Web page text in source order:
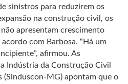
sinistros para reduzirem os
na construção civil, os
apresentam crescimento
com Barbosa. “Há um
afirmou. As
Indústria da Construção Civil
(Sinduscon-MG) apontam que o